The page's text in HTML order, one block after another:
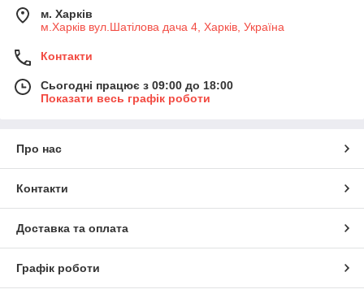
м. Харків
м.Харків вул.Шатілова дача 4, Харків, Україна
Контакти
Сьогодні працює з 09:00 до 18:00
Показати весь графік роботи
Про нас
Контакти
Доставка та оплата
Графік роботи